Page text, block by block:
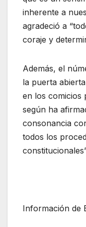
inherente a
agradeció a
coraje y
Además, el
la puerta
en los comicios
según ha
consonancia
todos los
Información de